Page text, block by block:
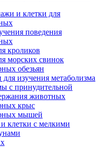
и клетки для
поведения
кроликов
морских свинок
обезьян
изучения метаболизма
с принудительной
животных
крыс
мышей
клетки с мелкими